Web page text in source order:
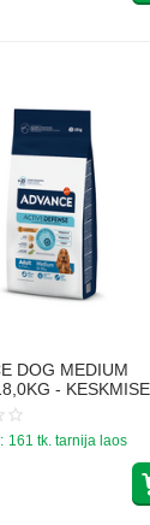
DOG MEDIUM
- KESKMISE
(KANA
161 tk. tarnija laos